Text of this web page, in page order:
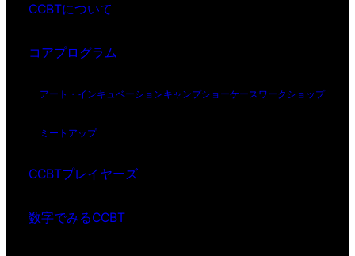
CCBTについて
コアプログラム
アート・インキュベーションキャンプショーケースワークショップ
ミートアップ
CCBTプレイヤーズ
数字でみるCCBT